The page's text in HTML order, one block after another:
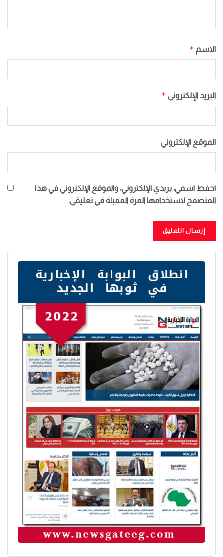
الاسم *
البريد الإلكتروني *
الموقع الإلكتروني
احفظ اسمي، بريدي الإلكتروني، والموقع الإلكتروني في هذا
المتصفح لاستخدامها المرة المقبلة في تعليقي.